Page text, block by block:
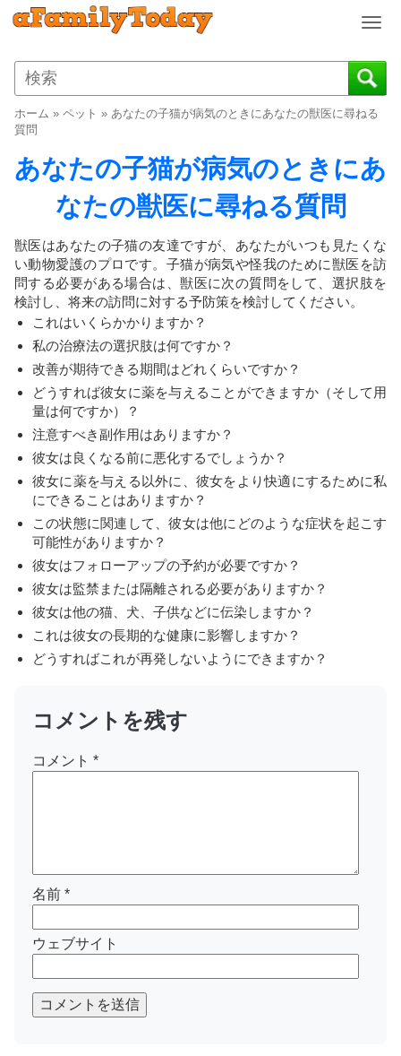
T
g
g
e
a
v
a
t
i
ホーム » ペット » あなたの子猫が病気のときにあなたの獣医に尋ねる
質問
あなたの子猫が病気のときにあ
なたの獣医に尋ねる質問
獣医はあなたの子猫の友達ですが、あなたがいつも見たくな
い動物愛護のプロです。子猫が病気や怪我のために獣医を訪
問する必要がある場合は、獣医に次の質問をして、選択肢を
検討し、将来の訪問に対する予防策を検討してください。
これはいくらかかりますか？
私の治療法の選択肢は何ですか？
改善が期待できる期間はどれくらいですか？
どうすれば彼女に薬を与えることができますか（そして用
量は何ですか）？
注意すべき副作用はありますか？
彼女は良くなる前に悪化するでしょうか？
彼女に薬を与える以外に、彼女をより快適にするために私
にできることはありますか？
この状態に関連して、彼女は他にどのような症状を起こす
可能性がありますか？
彼女はフォローアップの予約が必要ですか？
彼女は監禁または隔離される必要がありますか？
彼女は他の猫、犬、子供などに伝染しますか？
これは彼女の長期的な健康に影響しますか？
どうすればこれが再発しないようにできますか？
コメントを残す
コメント *
名前 *
ウェブサイト
コメントを送信